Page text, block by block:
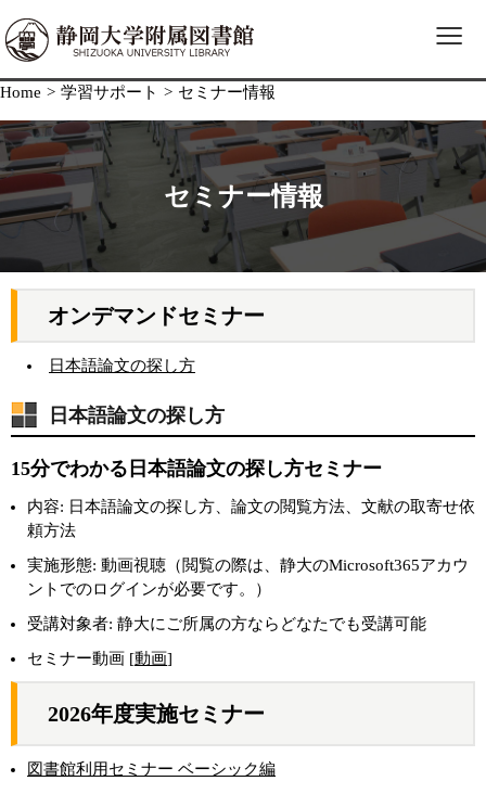
≡
Home > 学習サポート > セミナー情報
セミナー情報
オンデマンドセミナー
日本語論文の探し方
日本語論文の探し方
15分でわかる日本語論文の探し方セミナー
内容: 日本語論文の探し方、論文の閲覧方法、文献の取寄せ依
頼方法
実施形態: 動画視聴（閲覧の際は、静大のMicrosoft365アカウ
ントでのログインが必要です。）
受講対象者: 静大にご所属の方ならどなたでも受講可能
セミナー動画 [動画]
2026年度実施セミナー
図書館利用セミナー ベーシック編